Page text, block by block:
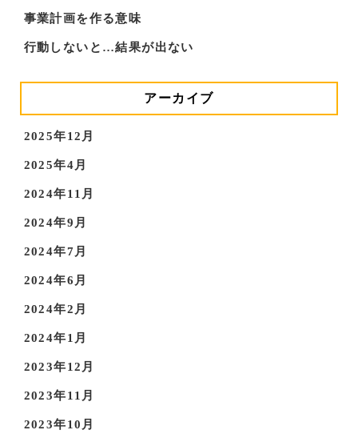
事業計画を作る意味
行動しないと…結果が出ない
アーカイブ
2025年12月
2025年4月
2024年11月
2024年9月
2024年7月
2024年6月
2024年2月
2024年1月
2023年12月
2023年11月
2023年10月